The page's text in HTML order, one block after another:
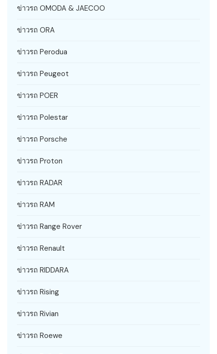
ข่าวรถ OMODA & JAECOO
ข่าวรถ ORA
ข่าวรถ Perodua
ข่าวรถ Peugeot
ข่าวรถ POER
ข่าวรถ Polestar
ข่าวรถ Porsche
ข่าวรถ Proton
ข่าวรถ RADAR
ข่าวรถ RAM
ข่าวรถ Range Rover
ข่าวรถ Renault
ข่าวรถ RIDDARA
ข่าวรถ Rising
ข่าวรถ Rivian
ข่าวรถ Roewe